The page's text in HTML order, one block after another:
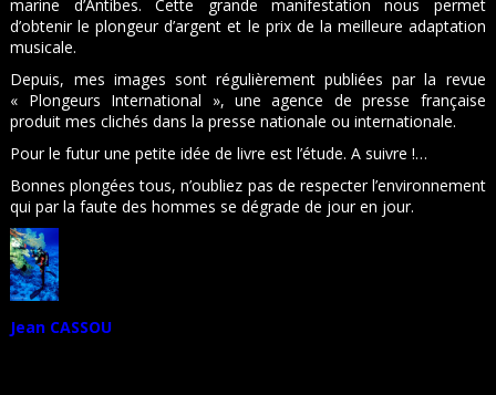
marine d’Antibes. Cette grande manifestation nous permet
d’obtenir le plongeur d’argent et le prix de la meilleure adaptation
musicale.
Depuis, mes images sont régulièrement publiées par la revue
« Plongeurs International », une agence de presse française
produit mes clichés dans la presse nationale ou internationale.
Pour le futur une petite idée de livre est l’étude. A suivre !…
Bonnes plongées tous, n’oubliez pas de respecter l’environnement
qui par la faute des hommes se dégrade de jour en jour.
Jean CASSOU